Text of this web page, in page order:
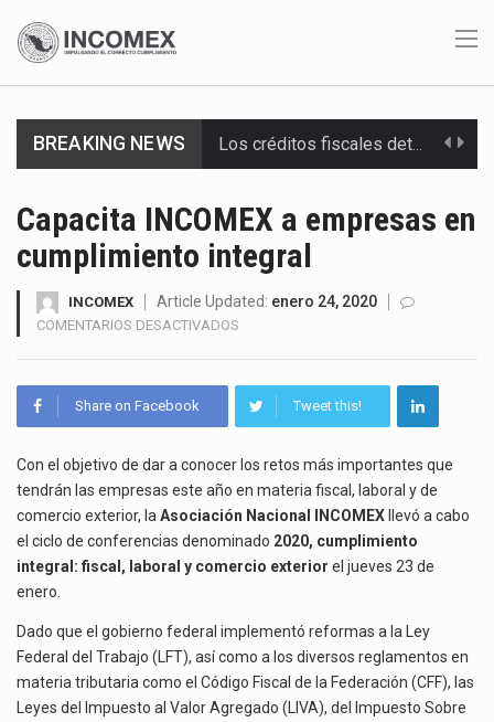
BREAKING NEWS La industria automotriz mexicana concentra más de la mitad de las quejas bajo el Mecanismo…
El Departamento de Agricultura de Estados Unidos (USDA) suspendió el 5 de agosto de 2026…
La industria manufacturera de exportación afiliada a Index en Nuevo León ha alcanzado hasta 10%…
El superávit comercial de México con Estados Unidos alcanzó 102,581 millones de dólares (mdd) en…
Capacita INCOMEX a empresas en
cumplimiento integral
INCOMEX Article Updated: enero 24, 2020
COMENTARIOS DESACTIVADOS
EMPRESAS
CUMPLIMIENTO
INTEGRAL
Share on Facebook Tweet this!
Con el objetivo de dar a conocer los retos más importantes que
tendrán las empresas este año en materia fiscal, laboral y de
comercio exterior, la Asociación Nacional INCOMEX llevó a cabo
el ciclo de conferencias denominado 2020, cumplimiento
integral: fiscal, laboral y comercio exterior el jueves 23 de
enero.
Dado que el gobierno federal implementó reformas a la Ley
Federal del Trabajo (LFT), así como a los diversos reglamentos en
materia tributaria como el Código Fiscal de la Federación (CFF), las
Leyes del Impuesto al Valor Agregado (LIVA), del Impuesto Sobre